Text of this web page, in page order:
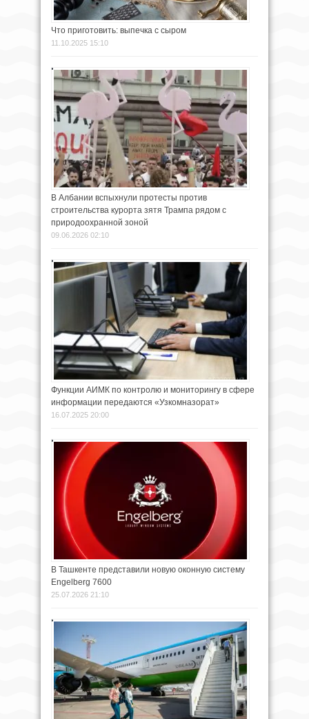
Что приготовить: выпечка с сыром
11.10.2025 15:10
В Албании вспыхнули протесты против
строительства курорта зятя Трампа рядом с
природоохранной зоной
09.06.2026 02:10
Функции АИМК по контролю и мониторингу в сфере
информации передаются «Узкомназорат»
16.07.2025 20:00
В Ташкенте представили новую оконную систему
Engelberg 7600
25.07.2026 21:10